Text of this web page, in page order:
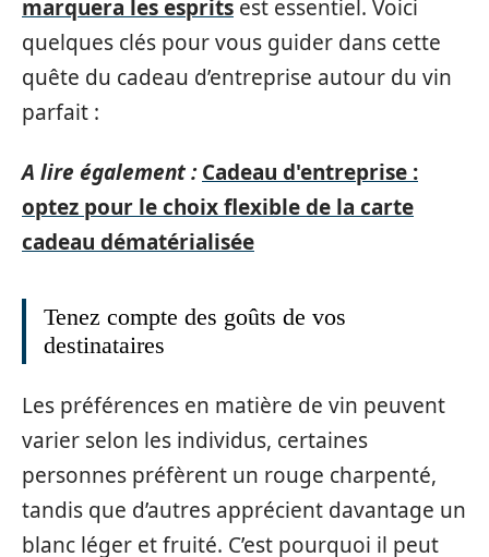
marquera les esprits est essentiel. Voici
quelques clés pour vous guider dans cette
quête du cadeau d’entreprise autour du vin
parfait :
A lire également : Cadeau d'entreprise :
optez pour le choix flexible de la carte
cadeau dématérialisée
Tenez compte des goûts de vos
destinataires
Les préférences en matière de vin peuvent
varier selon les individus, certaines
personnes préfèrent un rouge charpenté,
tandis que d’autres apprécient davantage un
blanc léger et fruité. C’est pourquoi il peut